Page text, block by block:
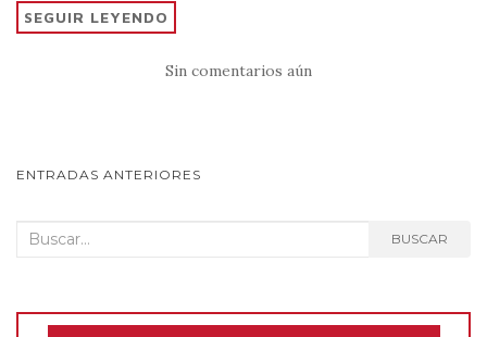
SEGUIR LEYENDO
Sin comentarios aún
NAVEGACIÓN
POSTS
ENTRADAS ANTERIORES
Buscar: BUSCAR